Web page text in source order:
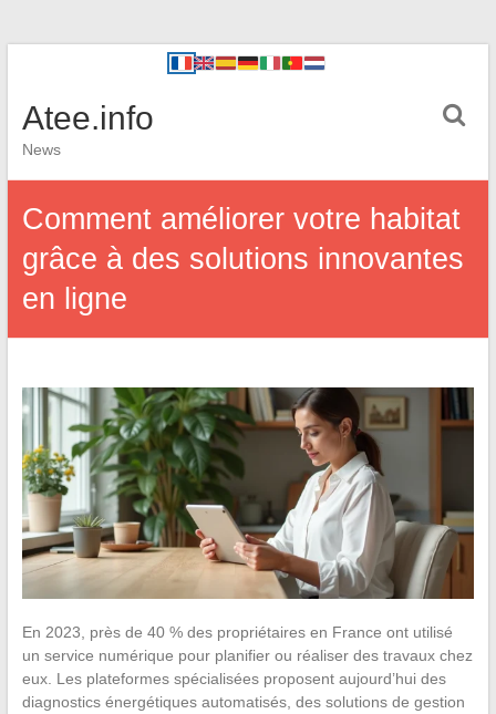
Atee.info
News
Comment améliorer votre habitat
grâce à des solutions innovantes
en ligne
En 2023, près de 40 % des propriétaires en France ont utilisé
un service numérique pour planifier ou réaliser des travaux chez
eux. Les plateformes spécialisées proposent aujourd’hui des
diagnostics énergétiques automatisés, des solutions de gestion